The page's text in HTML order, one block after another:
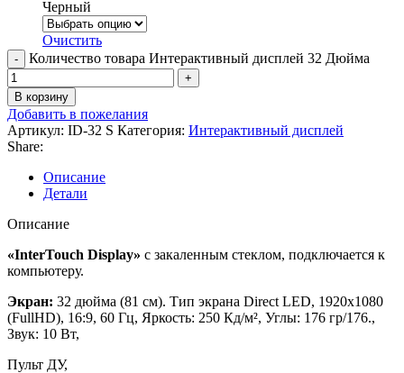
Черный
Очистить
Количество товара Интерактивный дисплей 32 Дюйма
В корзину
Добавить в пожелания
Артикул: ID-32 S Категория: Интерактивный дисплей
Share:
Описание
Детали
Описание
«InterTouch Display» с закаленным стеклом, подключается к
компьютеру.
Экран: 32 дюйма (81 см). Тип экрана Direct LED, 1920х1080
(FullHD), 16:9, 60 Гц, Яркость: 250 Кд/м², Углы: 176 гр/176.,
Звук: 10 Вт,
Пульт ДУ,